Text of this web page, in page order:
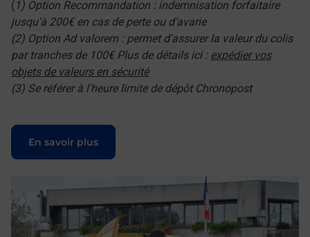
( 1) Option Recommandation : indemnisation forfaitaire
jusqu'à 200€ en cas de perte ou d'avarie
(2) Option Ad valorem : permet d'assurer la valeur du colis
par tranches de 100€ Plus de détails ici : expédier vos
objets de valeurs en sécurité
(3) Se référer à l'heure limite de dépôt Chronopost
En savoir plus
Le lien s'ouvre dans un nouvel onglet